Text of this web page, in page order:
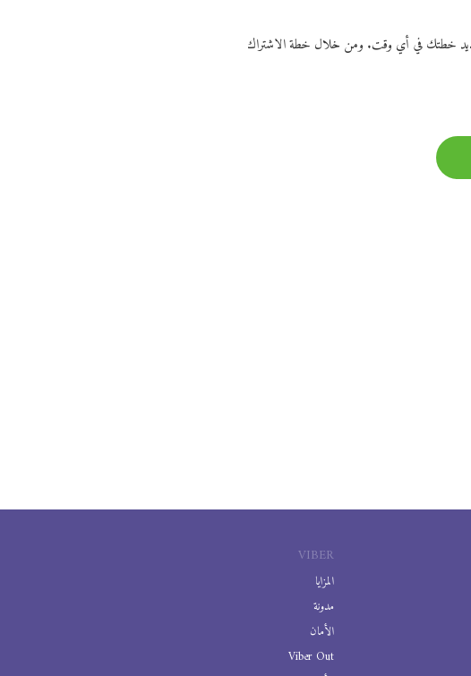
تجديد خطتك في أي وقت. ومن خلال خطة الاشتراك
VIBER
المزايا
مدونة
الأمان
Viber Out